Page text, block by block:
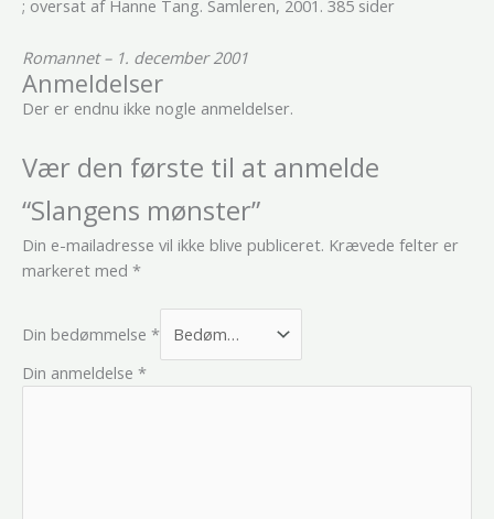
; oversat af Hanne Tang. Samleren, 2001. 385 sider
Romannet – 1. december 2001
Anmeldelser
Der er endnu ikke nogle anmeldelser.
Vær den første til at anmelde
“Slangens mønster”
Din e-mailadresse vil ikke blive publiceret. Krævede felter er
markeret med *
Din bedømmelse *
Din anmeldelse *